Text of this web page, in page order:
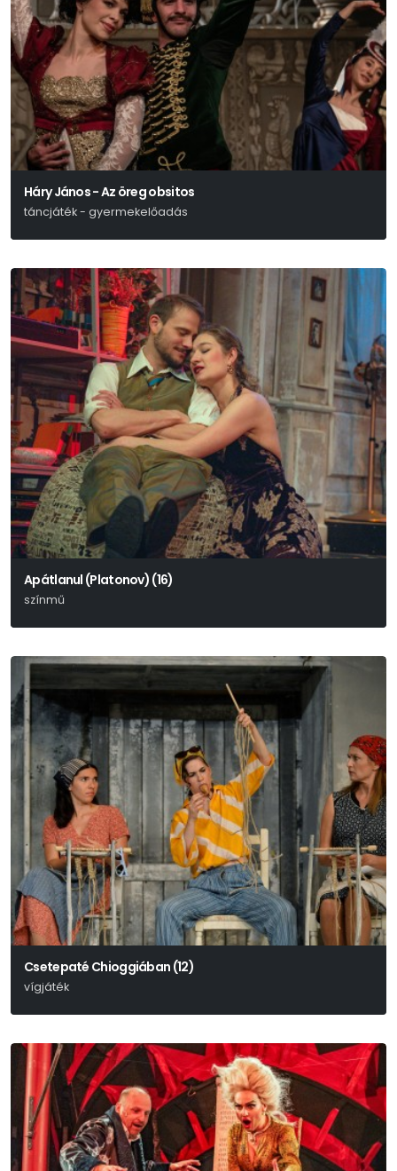
Háry János - Az öreg obsitos
táncjáték - gyermekelőadás
Apátlanul (Platonov) (16)
színmű
Csetepaté Chioggiában (12)
vígjáték